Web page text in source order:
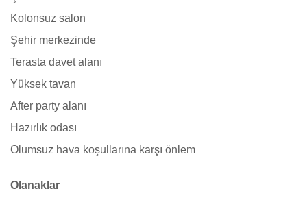
Kolonsuz salon
Şehir merkezinde
Terasta davet alanı
Yüksek tavan
After party alanı
Hazırlık odası
Olumsuz hava koşullarına karşı önlem
Olanaklar